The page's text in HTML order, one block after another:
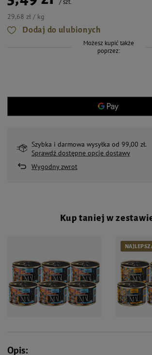
/szt.
29,68 zł / kg
Dodaj do ulubionych
Możesz kupić także
poprzez:
Szybka i darmowa wysyłka od 99,00 zł.
Sprawdź dostępne opcje dostawy
Wygodny zwrot
Kup taniej w
Opis: